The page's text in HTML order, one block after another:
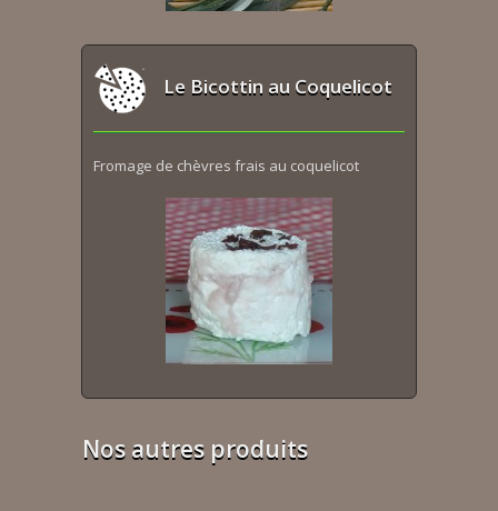
Le Bicottin au Coquelicot
Fromage de chèvres frais au coquelicot
Nos autres produits